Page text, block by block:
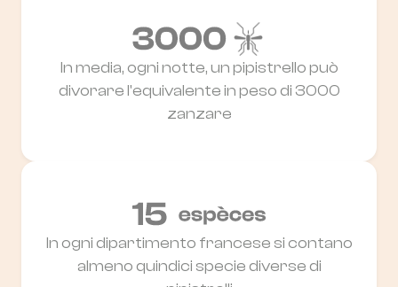
In media, ogni notte, un pipistrello può
divorare l'equivalente in peso di 3000
zanzare
In ogni dipartimento francese si contano
almeno quindici specie diverse di